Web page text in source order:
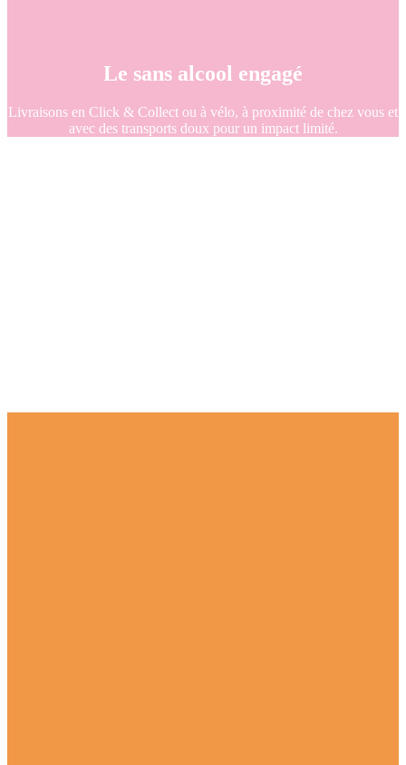
Le sans alcool engagé
Livraisons en Click & Collect ou à vélo, à proximité de chez vous et
avec des transports doux pour un impact limité.